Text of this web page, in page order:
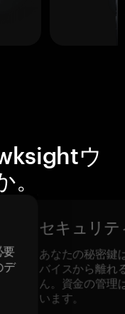
ウ
要
デ
セキュリテ
あなたの秘密鍵
バイスから離れ
ん。資金の管理
います。